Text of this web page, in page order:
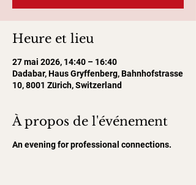
Heure et lieu
27 mai 2026, 14:40 – 16:40
Dadabar, Haus Gryffenberg, Bahnhofstrasse
10, 8001 Zürich, Switzerland
À propos de l'événement
An evening for professional connections.